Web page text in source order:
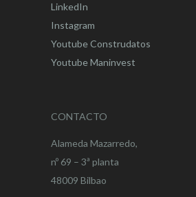
LinkedIn
Instagram
Youtube Construdatos
Youtube Maninvest
CONTACTO
Alameda Mazarredo,
nº 69 – 3ª planta
48009 Bilbao